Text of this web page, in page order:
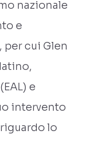
nazionale
e
per cui Glen
e
intervento
lo